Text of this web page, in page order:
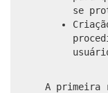
se
A primeira